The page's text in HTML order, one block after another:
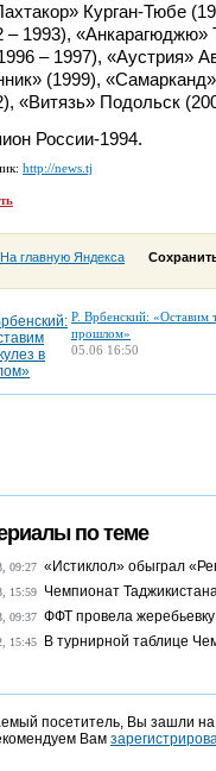
Курган-Тюбе
– 1993), «Анкарагюджю»
– 1997), «Аустрия»
(1999),
«Витязь» Подольск
России-1994.
http://news.tj
На главную Яндекса
Р. Врбенский: «Оставим
прошлом»
05.06 16:50
по теме
09:27 «Истиклол» обыграл
15:59 Чемпионат
09:37 ФФТ провела
15:45 В турнирной таблице
посетитель, Вы зашли на
Вам